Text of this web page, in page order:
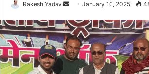
Rakesh Yadav
n
d
a
n
January 10, 2025